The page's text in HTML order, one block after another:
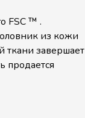
FSC ™ .
из кожи
ткани завершает
продается